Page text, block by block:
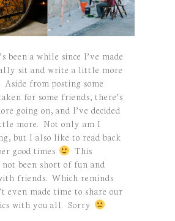
been a while since I’ve made
sit and write a little more
from posting some
for some friends, there’s
going on, and I’ve decided
more. Not only am I
but I also like to read back
good times
This
not been short of fun and
friends. Which reminds
even made time to share our
with you all. Sorry